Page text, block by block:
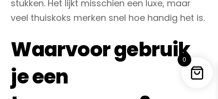
stukken. Het lijkt misschien een luxe, maar
veel thuiskoks merken snel hoe handig het is.
Waarvoor gebruik
je een
0